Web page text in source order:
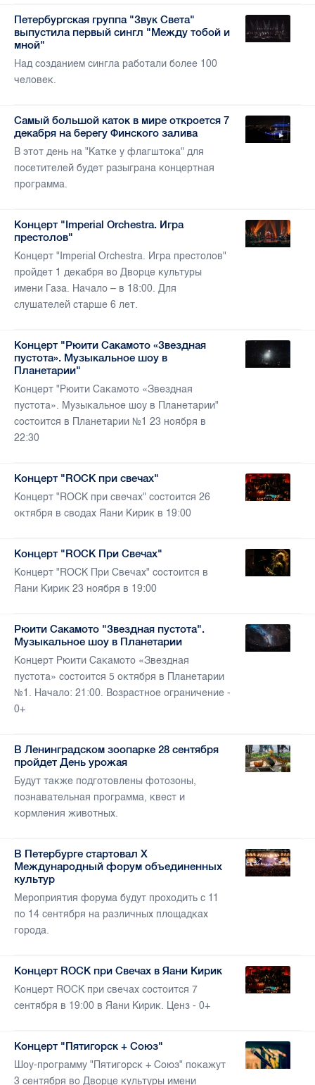
Петербургская группа "Звук Света"
выпустила первый сингл "Между тобой и
мной"
Над созданием сингла работали более 100
человек.
Самый большой каток в мире откроется 7
декабря на берегу Финского залива
В этот день на "Катке у флагштока" для
посетителей будет разыграна концертная
программа.
Концерт "Imperial Orchestra. Игра
престолов"
Концерт "Imperial Orchestra. Игра престолов"
пройдет 1 декабря во Дворце культуры
имени Газа. Начало – в 18:00. Для
слушателей старше 6 лет.
Концерт "Рюити Сакамото «Звездная
пустота». Музыкальное шоу в
Планетарии"
Концерт "Рюити Сакамото «Звездная
пустота». Музыкальное шоу в Планетарии"
состоится в Планетарии №1 23 ноября в
22:30
Концерт "ROCK при свечах"
Концерт "ROCK при свечах" состоится 26
октября в сводах Яани Кирик в 19:00
Концерт "ROCK При Свечах"
Концерт "ROCK При Свечах" состоится в
Яани Кирик 23 ноября в 19:00
Рюити Сакамото "Звездная пустота".
Музыкальное шоу в Планетарии
Концерт Рюити Сакамото «Звездная
пустота» состоится 5 октября в Планетарии
№1. Начало: 21:00. Возрастное ограничение -
0+
В Ленинградском зоопарке 28 сентября
пройдет День урожая
Будут также подготовлены фотозоны,
познавательная программа, квест и
кормления животных.
В Петербурге стартовал X
Международный форум объединенных
культур
Мероприятия форума будут проходить с 11
по 14 сентября на различных площадках
города.
Концерт ROCK при Свечах в Яани Кирик
Концерт ROCK при свечах состоится 7
сентября в 19:00 в Яани Кирик. Ценз - 0+
Концерт "Пятигорск + Союз"
Шоу-программу "Пятигорск + Союз" покажут
3 сентября во Дворце культуры имени